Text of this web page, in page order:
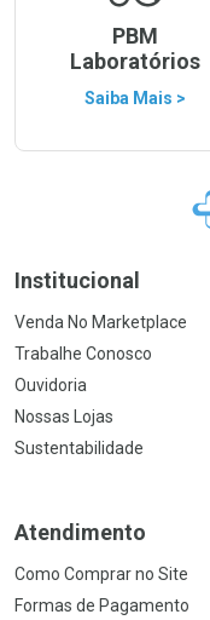
PBM
Laboratórios
Saiba Mais >
Ir
Institucional
Venda No Marketplace
Trabalhe Conosco
Ouvidoria
Nossas Lojas
Sustentabilidade
Atendimento
Como Comprar no Site
Formas de Pagamento